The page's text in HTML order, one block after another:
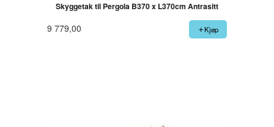
Skyggetak til Pergola B370 x L370cm Antrasitt
9 779,00 Kjøp